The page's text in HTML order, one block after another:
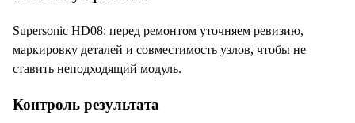
Supersonic HD08: перед ремонтом уточняем ревизию,
маркировку деталей и совместимость узлов, чтобы не
ставить неподходящий модуль.
Контроль результата